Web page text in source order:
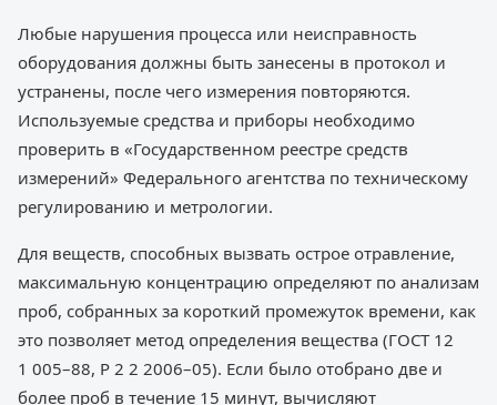
Любые нарушения процесса или неисправность
оборудования должны быть занесены в протокол и
устранены, после чего измерения повторяются.
Используемые средства и приборы необходимо
проверить в «Государственном реестре средств
измерений» Федерального агентства по техническому
регулированию и метрологии.
Для веществ, способных вызвать острое отравление,
максимальную концентрацию определяют по анализам
проб, собранных за короткий промежуток времени, как
это позволяет метод определения вещества (ГОСТ 12
1 005–88, Р 2 2 2006–05). Если было отобрано две и
более проб в течение 15 минут, вычисляют